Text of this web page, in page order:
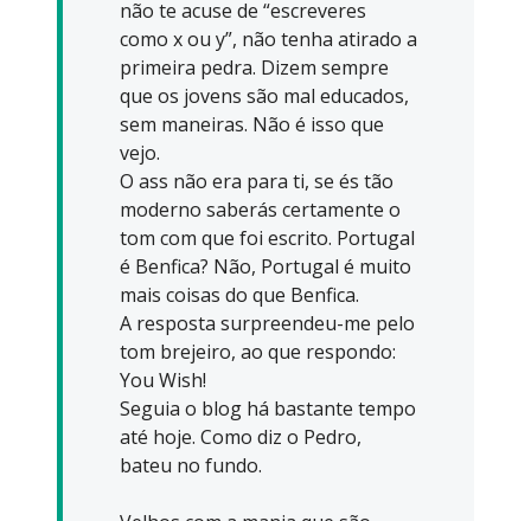
não te acuse de “escreveres
como x ou y”, não tenha atirado a
primeira pedra. Dizem sempre
que os jovens são mal educados,
sem maneiras. Não é isso que
vejo.
O ass não era para ti, se és tão
moderno saberás certamente o
tom com que foi escrito. Portugal
é Benfica? Não, Portugal é muito
mais coisas do que Benfica.
A resposta surpreendeu-me pelo
tom brejeiro, ao que respondo:
You Wish!
Seguia o blog há bastante tempo
até hoje. Como diz o Pedro,
bateu no fundo.